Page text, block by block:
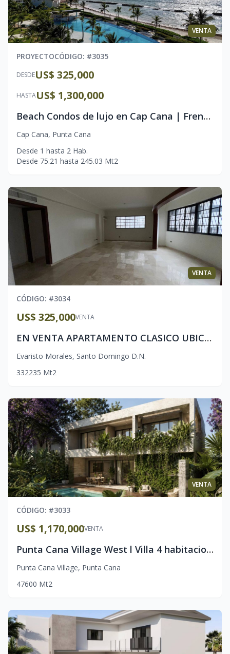
VENTA
PROYECTOCÓDIGO: #3035
DESDEUS$ 325,000
HASTAUS$ 1,300,000
Beach Condos de lujo en Cap Cana | Frente a playa exclusiva l Apartamentos Listos de 1 y 2 habitaciones | Campo de golf Jack Nicklaus
Cap Cana, Punta Cana
Desde 1 hasta 2 Hab.
Desde 75.21 hasta 245.03 Mt2
VENTA
CÓDIGO: #3034
VENTA
US$ 325,000
EN VENTA APARTAMENTO CLASICO UBICADO EN EVARISTO MORALES
Evaristo Morales, Santo Domingo D.N.
332235 Mt2
VENTA
CÓDIGO: #3033
VENTA
US$ 1,170,000
Punta Cana Village West l Villa 4 habitaciones l 7 baños l Concepto Moderno l Piscina Privada
Punta Cana Village, Punta Cana
47600 Mt2